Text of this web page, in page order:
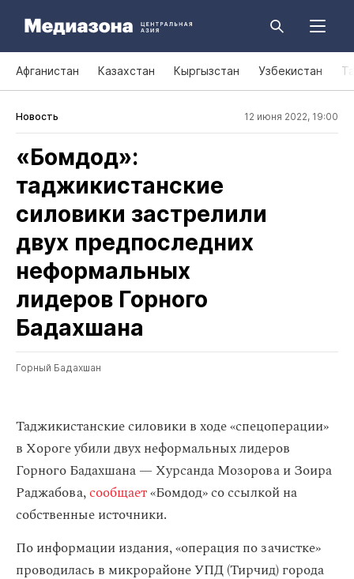
Афганистан Казахстан Кыргызстан Узбекистан
Новость 12 июня 2022, 19:00
«Бомдод»:
таджикистанские
силовики застрелили
двух предпоследних
неформальных
лидеров Горного
Бадахшана
Горный Бадахшан
Таджикистанские силовики в ходе «спецоперации»
в Хороге убили двух неформальных лидеров
Горного Бадахшана — Хурсанда Мозорова и Зоира
Раджабова,сообщает«Бомдод» со ссылкой на
собственные источники.
По информации издания, «операция по зачистке»
проводилась в микрорайоне УПД (Тирчид) города